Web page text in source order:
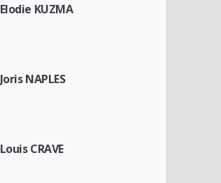
Elodie KUZMA
Joris NAPLES
Louis CRAVE